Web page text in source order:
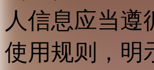
人信息应当
使用规则，明